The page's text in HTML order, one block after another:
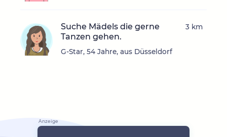
Suche Mädels die gerne
Tanzen gehen.
G-Star, 54 Jahre, aus Düsseldorf
3 km